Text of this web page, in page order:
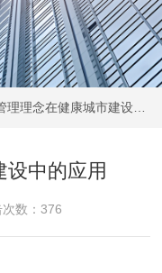
理念在健康城市建设中的应用
中的应用
次数：376